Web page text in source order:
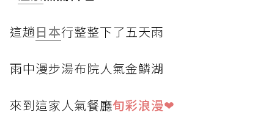
這趟日本行整整下了五天雨
雨中漫步湯布院人氣金鱗湖
來到這家人氣餐廳旬彩浪漫❤